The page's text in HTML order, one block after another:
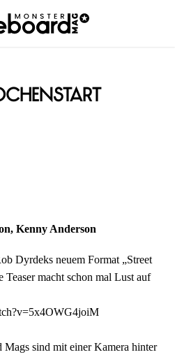
Kenny Anderson
Dyrdeks neuem Format „Street
Teaser macht schon mal Lust auf
Mags sind mit einer Kamera hinter